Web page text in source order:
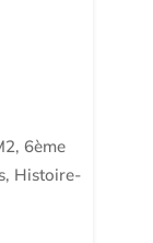
6ème
Histoire-